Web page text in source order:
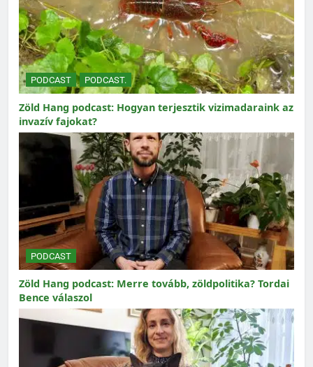
PODCAST PODCAST.
Zöld Hang podcast: Hogyan terjesztik vizimadaraink az
invazív fajokat?
PODCAST
Zöld Hang podcast: Merre tovább, zöldpolitika? Tordai
Bence válaszol